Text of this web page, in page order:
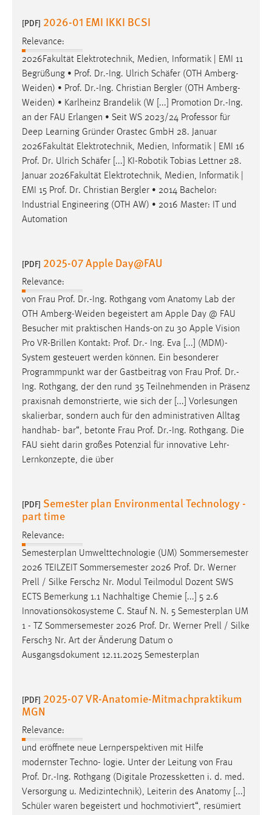
[PDF] 2026-01 EMI IKKI BCSI
Relevance:
2026Fakultät Elektrotechnik, Medien, Informatik | EMI 11
Begrüßung • Prof. Dr.-Ing. Ulrich Schäfer (OTH Amberg-
Weiden) • Prof. Dr.-Ing. Christian Bergler (OTH Amberg-
Weiden) • Karlheinz Brandelik (W [...] Promotion Dr.-Ing.
an der FAU Erlangen • Seit WS 2023/24 Professor für
Deep Learning Gründer Orastec GmbH 28. Januar
2026Fakultät Elektrotechnik, Medien, Informatik | EMI 16
Prof. Dr. Ulrich Schäfer [...] KI-Robotik Tobias Lettner 28.
Januar 2026Fakultät Elektrotechnik, Medien, Informatik |
EMI 15 Prof. Dr. Christian Bergler • 2014 Bachelor:
Industrial Engineering (OTH AW) • 2016 Master: IT und
Automation
[PDF] 2025-07 Apple Day@FAU
Relevance:
von Frau Prof. Dr.-Ing. Rothgang vom Anatomy Lab der
OTH Amberg-Weiden begeistert am Apple Day @ FAU
Besucher mit praktischen Hands-on zu 30 Apple Vision
Pro VR-Brillen Kontakt: Prof. Dr.- Ing. Eva [...] (MDM)-
System gesteuert werden können. Ein besonderer
Programmpunkt war der Gastbeitrag von Frau Prof. Dr.-
Ing. Rothgang, der den rund 35 Teilnehmenden in Präsenz
praxisnah demonstrierte, wie sich der [...] Vorlesungen
skalierbar, sondern auch für den administrativen Alltag
handhab- bar“, betonte Frau Prof. Dr.-Ing. Rothgang. Die
FAU sieht darin großes Potenzial für innovative Lehr-
Lernkonzepte, die über
[PDF] Semester plan Environmental Technology -
part time
Relevance:
Semesterplan Umwelttechnologie (UM) Sommersemester
2026 TEILZEIT Sommersemester 2026 Prof. Dr. Werner
Prell / Silke Fersch2 Nr. Modul Teilmodul Dozent SWS
ECTS Bemerkung 1.1 Nachhaltige Chemie [...] 5 2.6
Innovationsökosysteme C. Stauf N. N. 5 Semesterplan UM
1 - TZ Sommersemester 2026 Prof. Dr. Werner Prell / Silke
Fersch3 Nr. Art der Änderung Datum 0
Ausgangsdokument 12.11.2025 Semesterplan
[PDF] 2025-07 VR-Anatomie-Mitmachpraktikum
MGN
Relevance:
und eröffnete neue Lernperspektiven mit Hilfe
modernster Techno- logie. Unter der Leitung von Frau
Prof. Dr.-Ing. Rothgang (Digitale Prozessketten i. d. med.
Versorgung u. Medizintechnik), Leiterin des Anatomy [...]
Schüler waren begeistert und hochmotiviert“, resümiert